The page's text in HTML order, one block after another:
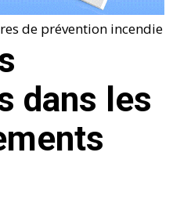
de prévention incendie
dans les